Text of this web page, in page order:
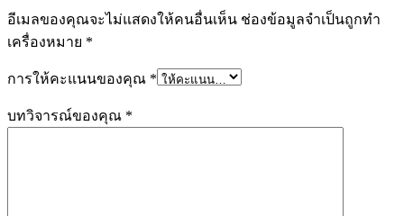
อีเมลของคุณจะไม่แสดงให้คนอื่นเห็น ช่องข้อมูลจำเป็นถูกทำ
เครื่องหมาย *
การให้คะแนนของคุณ *
บทวิจารณ์ของคุณ *